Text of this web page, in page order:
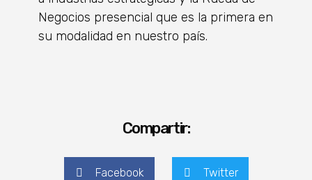
Negocios presencial que es la primera en
su modalidad en nuestro país.
Compartir:
Facebook Twitter